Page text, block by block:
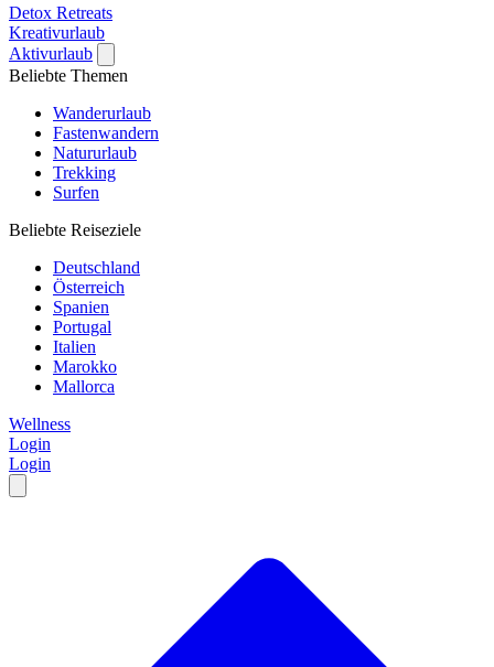
Detox Retreats
Kreativurlaub
Aktivurlaub
Beliebte Themen
Wanderurlaub
Fastenwandern
Natururlaub
Trekking
Surfen
Beliebte Reiseziele
Deutschland
Österreich
Spanien
Portugal
Italien
Marokko
Mallorca
Wellness
Login
Login